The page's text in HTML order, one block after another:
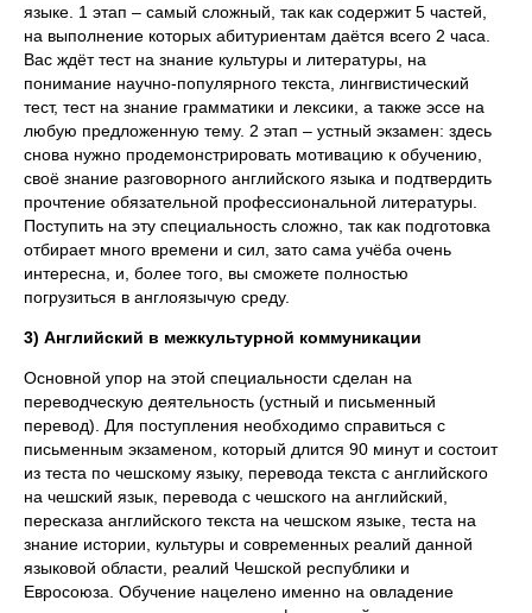
языке. 1 этап – самый сложный, так как содержит 5 частей,
на выполнение которых абитуриентам даётся всего 2 часа.
Вас ждёт тест на знание культуры и литературы, на
понимание научно-популярного текста, лингвистический
тест, тест на знание грамматики и лексики, а также эссе на
любую предложенную тему. 2 этап – устный экзамен: здесь
снова нужно продемонстрировать мотивацию к обучению,
своё знание разговорного английского языка и подтвердить
прочтение обязательной профессиональной литературы.
Поступить на эту специальность сложно, так как подготовка
отбирает много времени и сил, зато сама учёба очень
интересна, и, более того, вы сможете полностью
погрузиться в англоязычую среду.
3) Английский в межкультурной коммуникации
Основной упор на этой специальности сделан на
переводческую деятельность (устный и письменный
перевод). Для поступления необходимо справиться с
письменным экзаменом, который длится 90 минут и состоит
из теста по чешскому языку, перевода текста с английского
на чешский язык, перевода с чешского на английский,
пересказа английского текста на чешском языке, теста на
знание истории, культуры и современных реалий данной
языковой области, реалий Чешской республики и
Евросоюза. Обучение нацелено именно на овладение